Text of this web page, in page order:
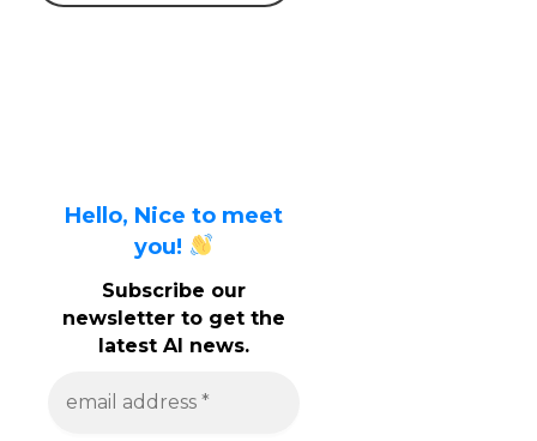
Hello, Nice to meet
you!
Subscribe our
newsletter to get the
latest AI news.